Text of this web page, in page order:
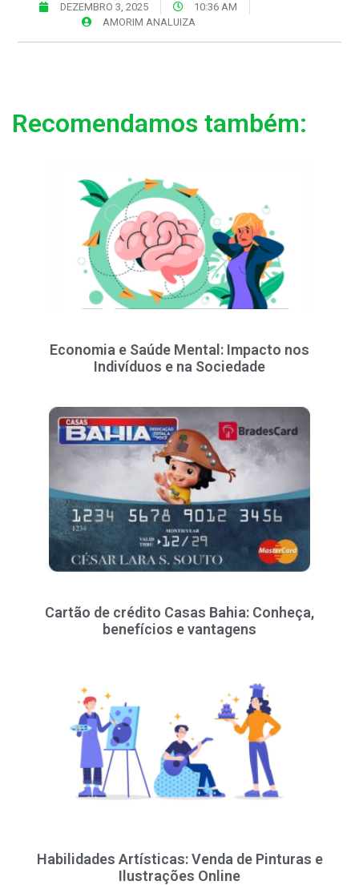
DEZEMBRO 3, 2025
10:36 AM
AMORIM ANALUIZA
Recomendamos também:
Economia e Saúde Mental: Impacto nos
Indivíduos e na Sociedade
Cartão de crédito Casas Bahia: Conheça,
benefícios e vantagens
Habilidades Artísticas: Venda de Pinturas e
Ilustrações Online